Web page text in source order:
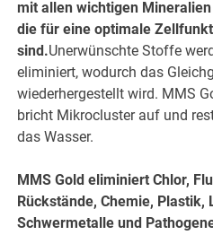
mit allen wichtigen
die für eine optimale
sind.Unerwünschte Stoffe
eliminiert, wodurch das
wiederhergestellt wird. MMS
bricht Mikrocluster auf und
das Wasser.
MMS Gold eliminiert Chlor,
Rückstände, Chemie, Plastik,
Schwermetalle und